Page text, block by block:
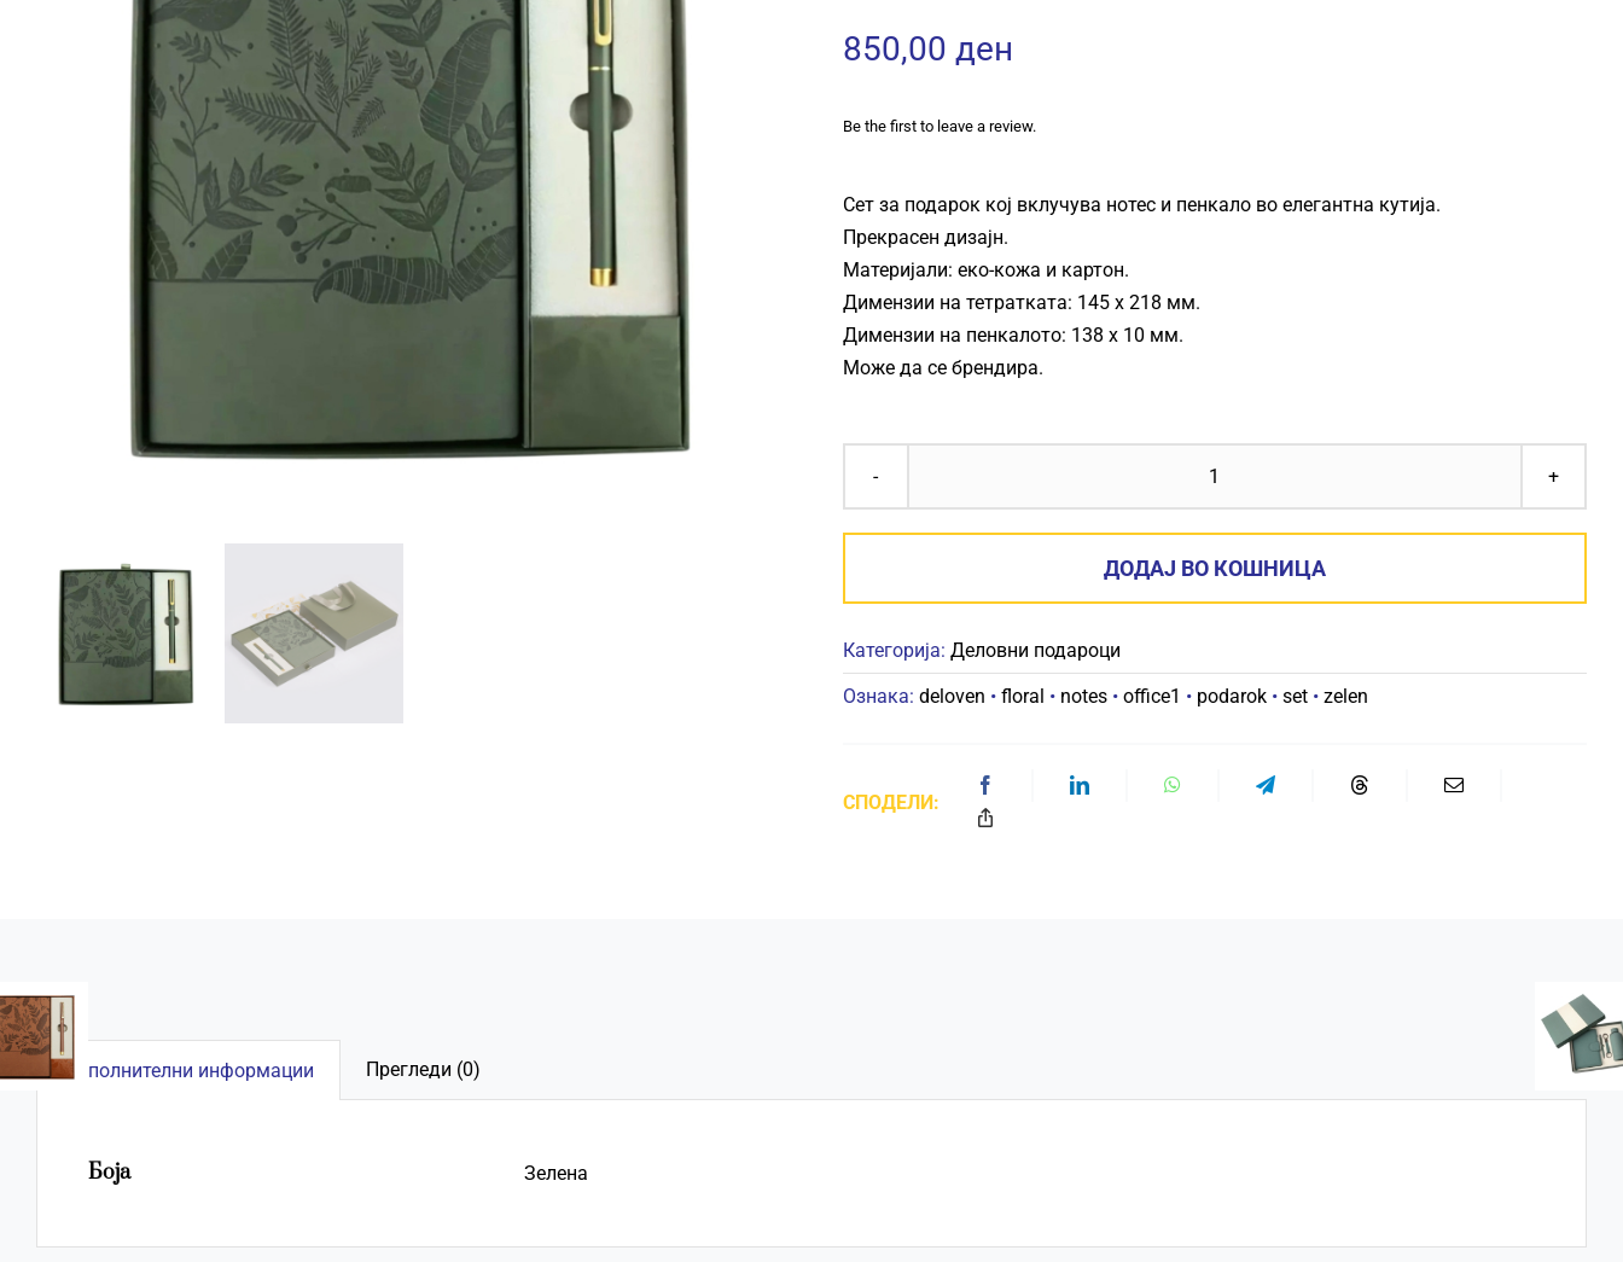
850,00 ден
Be the first to leave a review.
Сет за подарок кој вклучува нотес и пенкало во елегантна кутија.
Прекрасен дизајн.
Материјали: еко-кожа и картон.
Димензии на тетратката: 145 x 218 мм.
Димензии на пенкалото: 138 x 10 мм.
Може да се брендира.
FLORAL
ДОДАЈ ВО КОШНИЦА
Категорија: Деловни подароци
Ознака: deloven • floral • notes• office1 • podarok• set• zelen
СПОДЕЛИ:
Дополнителни информации Прегледи (0)
Боја Зелена